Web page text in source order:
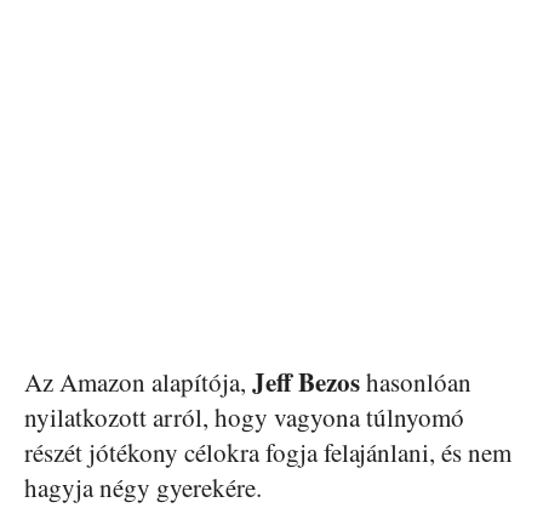
Az Amazon alapítója, JeffBezoshasonlóan
nyilatkozott arról, hogy vagyona túlnyomó
részét jótékony célokra fogja felajánlani, és nem
hagyja négy gyerekére.